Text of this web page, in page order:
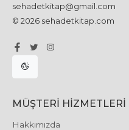
sehadetkitap@gmail.com
© 2026 sehadetkitap.com
MÜŞTERI HIZMETLERI
Hakkımızda